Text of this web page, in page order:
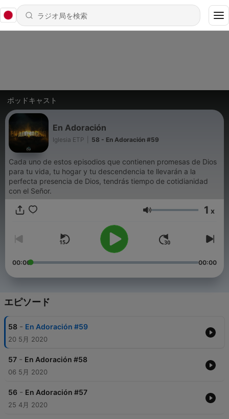
ポッドキャスト
En Adoración
Iglesia ETP 58 - En Adoración #59
Cada uno de estos episodios que contienen promesas de Dios
para tu vida, tu hogar y tu descendencia te llevarán a la
perfecta presencia de Dios, tendrás tiempo de cotidianidad
con el Señor.
音量 1 x
00:00 00:00
エピソード
58 - En Adoración #59
20 5月 2020
57 - En Adoración #58
06 5月 2020
56 - En Adoración #57
25 4月 2020